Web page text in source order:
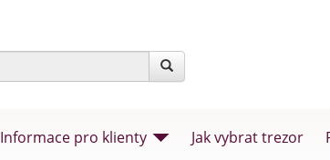
Informace pro klienty Jak vybrat trezor